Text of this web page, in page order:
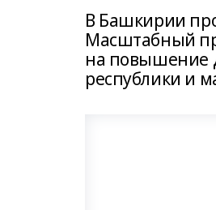
В Башкирии
Масштабный
на повышение
республики и